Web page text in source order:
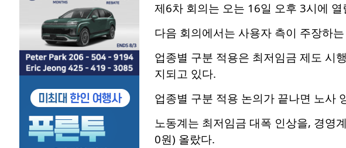
제6차 회의는 오는 16일 오후 3시에 열
다음 회의에서는 사용자 측이 주장하
업종별 구분 적용은 최저임금 제도 시
지되고 있다.
업종별 구분 적용 논의가 끝나면 노사
노동계는 최저임금 대폭 인상을, 경영
0원) 올랐다.